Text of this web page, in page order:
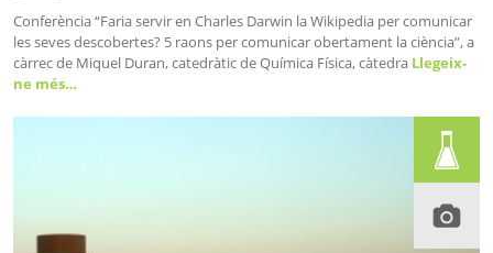
Conferència “Faria servir en Charles Darwin la Wikipedia per comunicar
les seves descobertes? 5 raons per comunicar obertament la ciència”, a
càrrec de Miquel Duran, catedràtic de Química Física, càtedra Llegeix-
ne més…